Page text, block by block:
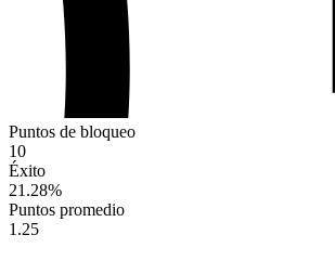
Puntos de bloqueo
10
Éxito
21.28%
Puntos promedio
1.25